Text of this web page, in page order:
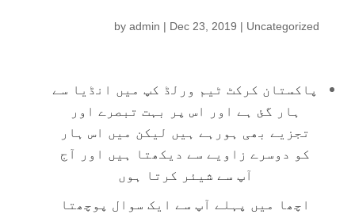
byadmin | Dec 23, 2019 | Uncategorized
پاکستان کرکٹ ٹیم ورلڈ کپ میں انڈیا سے
ہار گئ ہے اور اس پر بہت تبصرے اور
تجزیے بھی ہورہے ہیں لیکن میں اس ہار
کو دوسرے زاویے سے دیکھتا ہیں اور آج
آپ سے شیئر کرتا ہوں
اچھا میں پہلے آپ سے ایک سوال پوچھتا